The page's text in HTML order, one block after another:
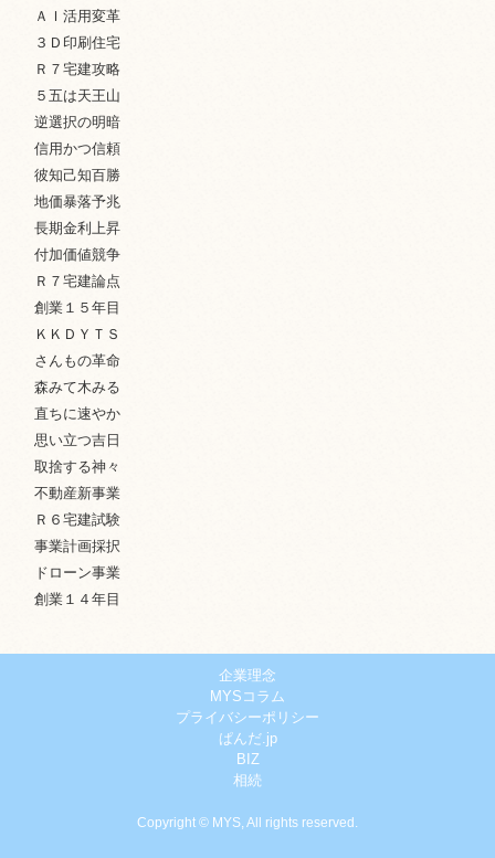
ＡＩ活用変革
３Ｄ印刷住宅
Ｒ７宅建攻略
５五は天王山
逆選択の明暗
信用かつ信頼
彼知己知百勝
地価暴落予兆
長期金利上昇
付加価値競争
Ｒ７宅建論点
創業１５年目
ＫＫＤＹＴＳ
さんもの革命
森みて木みる
直ちに速やか
思い立つ吉日
取捨する神々
不動産新事業
Ｒ６宅建試験
事業計画採択
ドローン事業
創業１４年目
企業理念
MYSコラム
プライバシーポリシー
ぱんだ.jp
BIZ
相続
Copyright © MYS, All rights reserved.